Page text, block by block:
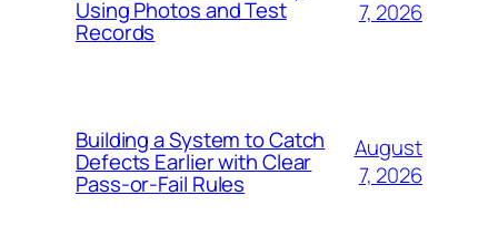
Using Photos and Test
Records
7, 2026
Building a System to Catch
Defects Earlier with Clear
Pass-or-Fail Rules
August
7, 2026